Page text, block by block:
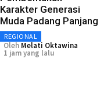
Karakter Generasi
Muda Padang Panjang
REGIONAL
Oleh Melati Oktawina
1 jam yang lalu